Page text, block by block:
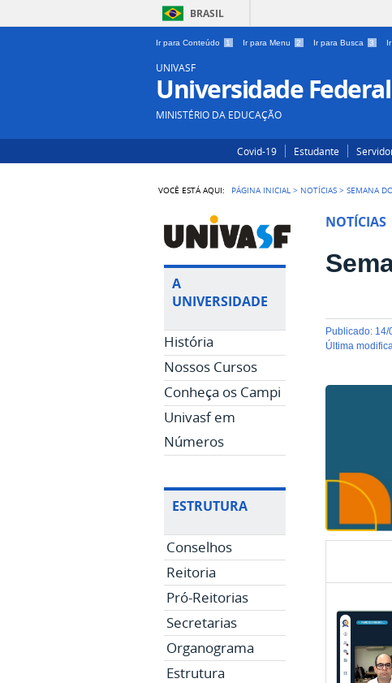
BRASIL
Ir para Conteúdo 1 Ir para Menu 2 Ir para Busca 3
UNIVASF
Universidade
MINISTÉRIO DA EDUCAÇÃO
Covid-19 Estudante
VOCÊ ESTÁ AQUI: PÁGINA INICIAL > NOTÍCIAS >SEMANA
A
UNIVERSIDADE
História
Nossos Cursos
Conheça os Campi
Univasf em
Números
ESTRUTURA
Conselhos
Reitoria
Pró-Reitorias
Secretarias
Organograma
Estrutura
NOTÍCIAS
publicado: 14/
última